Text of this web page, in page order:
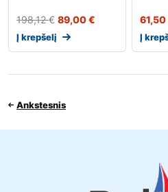
198,12€ 89,00€
Į krepšelį
61,50
Į
Ankstesnis